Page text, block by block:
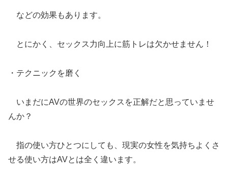
などの効果もあります。
とにかく、セックス力向上に筋トレは欠かせません！
・テクニックを磨く
いまだにAVの世界のセックスを正解だと思っていませ
んか？
指の使い方ひとつにしても、現実の女性を気持ちよくさ
せる使い方はAVとは全く違います。